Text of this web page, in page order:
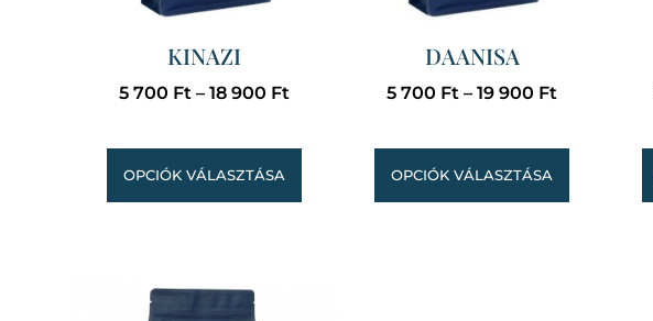
KINAZI
5 700 Ft – 18 900 Ft
OPCIÓK VÁLASZTÁSA
DAANISA
5 700 Ft – 19 900 Ft
OPCIÓK VÁLASZTÁSA